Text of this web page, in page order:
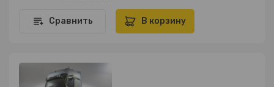
Сравнить В корзину